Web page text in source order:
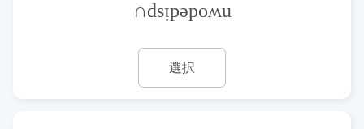
∩dsᴉpǝpoʍu
選択